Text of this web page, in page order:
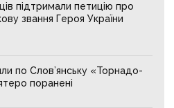
підтримали петицію про
звання Героя України
по Слов’янську «Торнадо-
поранені